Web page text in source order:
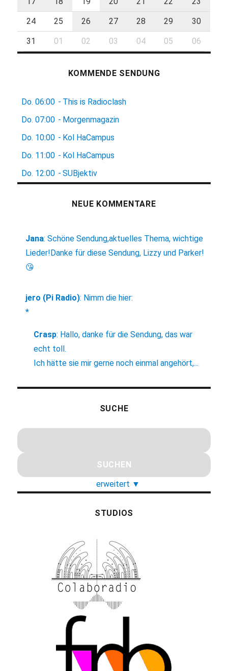
24 25 26 27 28 29 30
31 01 02 03 04 05 06
KOMMENDE SENDUNG
Do. 06:00 - This is Radioclash
Do. 07:00 - Morgenmagazin
Do. 10:00 - Kol HaCampus
Do. 11:00 - Kol HaCampus
Do. 12:00 - SUBjektiv
NEUE KOMMENTARE
Jana:Schöne Sendung,aktuelles Thema, wichtige
Lieder!Danke für diese Sendung, Lizzy und Parker!
😘
jero (Pi Radio): Nimm die hier:
*
Crasp: Hallo, danke für die Sendung, das war
echt toll.
Ich hätte sie mir gerne noch einmal angehört,...
SUCHE
erweitert ▼
STUDIOS